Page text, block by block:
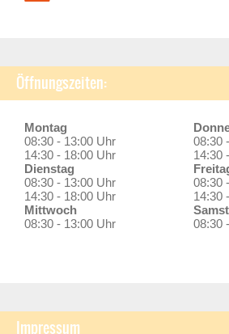
Öffnungszeiten:
Montag
08:30 - 13:00 Uhr
14:30 - 18:00 Uhr
Dienstag
08:30 - 13:00 Uhr
14:30 - 18:00 Uhr
Mittwoch
08:30 - 13:00 Uhr
08:30
14:30
08:30
14:30
08:30
Impressum